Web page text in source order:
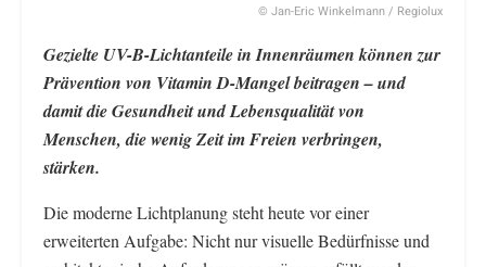
© Jan-Eric Winkelmann / Regiolux
Gezielte UV-B-Lichtanteile in Innenräumen können zur
Prävention von Vitamin D-Mangel beitragen – und
damit die Gesundheit und Lebensqualität von
Menschen, die wenig Zeit im Freien verbringen,
stärken.
Die moderne Lichtplanung steht heute vor einer
erweiterten Aufgabe: Nicht nur visuelle Bedürfnisse und